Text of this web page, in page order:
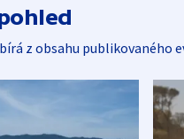
z obsahu publikovaného